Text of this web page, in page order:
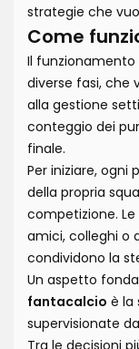
strategie che
Come
Il funzionamento
diverse fasi, che
alla gestione
conteggio dei
finale.
Per iniziare, ogni
della propria
competizione.
amici, colleghi o
condividono la
Un aspetto
fantacalcio è la
supervisionate
Tra le decisioni